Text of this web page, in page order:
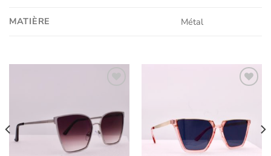
MATIÈRE Métal
Ajouter
favoris
aux
favoris